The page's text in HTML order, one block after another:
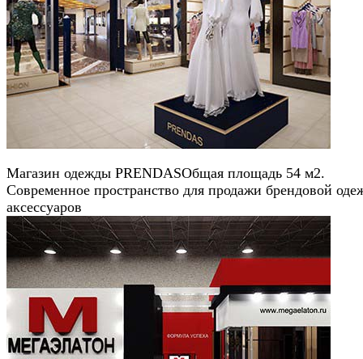
Магазин одежды PRENDASОбщая площадь 54 м2.
Современное пространство для продажи брендовой
аксессуаров